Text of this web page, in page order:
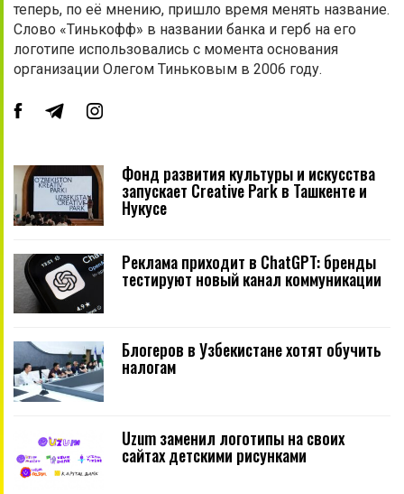
теперь, по её мнению, пришло время менять название.
Слово «Тинькофф» в названии банка и герб на его
логотипе использовались с момента основания
организации Олегом Тиньковым в 2006 году.
Фонд развития культуры и искусства
запускает Creative Park в Ташкенте и
Нукусе
Реклама приходит в ChatGPT: бренды
тестируют новый канал коммуникации
Блогеров в Узбекистане хотят обучить
налогам
Uzum заменил логотипы на своих
сайтах детскими рисунками